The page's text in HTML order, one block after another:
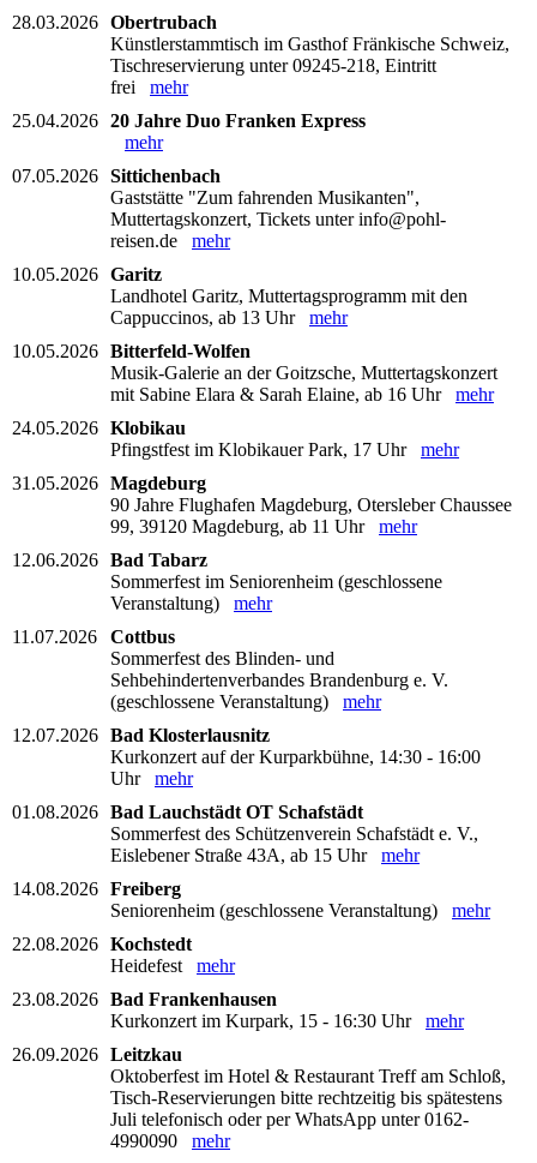
28.03.2026 Obertrubach
Künstlerstammtisch im Gasthof Fränkische Schweiz,
Tischreservierung unter 09245-218, Eintritt
frei mehr
25.04.2026 20 Jahre Duo Franken Express
mehr
07.05.2026 Sittichenbach
Gaststätte "Zum fahrenden Musikanten",
Muttertagskonzert, Tickets unter info@pohl-
reisen.de mehr
10.05.2026 Garitz
Landhotel Garitz, Muttertagsprogramm mit den
Cappuccinos, ab 13 Uhr mehr
10.05.2026 Bitterfeld-Wolfen
Musik-Galerie an der Goitzsche, Muttertagskonzert
mit Sabine Elara & Sarah Elaine, ab 16 Uhr mehr
24.05.2026 Klobikau
Pfingstfest im Klobikauer Park, 17 Uhr mehr
31.05.2026 Magdeburg
90 Jahre Flughafen Magdeburg, Otersleber Chaussee
99, 39120 Magdeburg, ab 11 Uhr mehr
12.06.2026 Bad Tabarz
Sommerfest im Seniorenheim (geschlossene
Veranstaltung) mehr
11.07.2026
Cottbus
Sommerfest des Blinden- und
Sehbehindertenverbandes Brandenburg e. V.
(geschlossene Veranstaltung) mehr
12.07.2026 Bad Klosterlausnitz
Kurkonzert auf der Kurparkbühne, 14:30 - 16:00
Uhr mehr
01.08.2026 Bad Lauchstädt OT Schafstädt
Sommerfest des Schützenverein Schafstädt e. V.,
Eislebener Straße 43A, ab 15 Uhr mehr
14.08.2026 Freiberg
Seniorenheim (geschlossene Veranstaltung) mehr
22.08.2026 Kochstedt
Heidefest mehr
23.08.2026 Bad Frankenhausen
Kurkonzert im Kurpark, 15 - 16:30 Uhr mehr
26.09.2026 Leitzkau
Oktoberfest im Hotel & Restaurant Treff am Schloß,
Tisch-Reservierungen bitte rechtzeitig bis spätestens
Juli telefonisch oder per WhatsApp unter 0162-
4990090 mehr